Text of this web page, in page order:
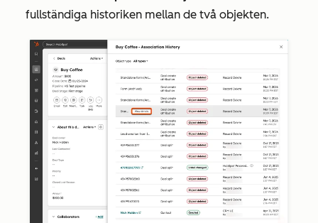
fullständiga historiken mellan de två objekten.